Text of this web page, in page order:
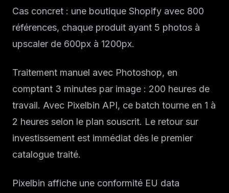
Cas concret : une boutique Shopify avec 800
références, chaque produit ayant 5 photos à
upscaler de 600px à 1200px.
Traitement manuel avec Photoshop, en
comptant 3 minutes par image : 200 heures de
travail. Avec Pixelbin API, ce batch tourne en 1 à
2 heures selon le plan souscrit. Le retour sur
investissement est immédiat dès le premier
catalogue traité.
Pixelbin affiche une conformité EU data